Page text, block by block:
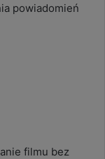
powiadomień
filmu bez